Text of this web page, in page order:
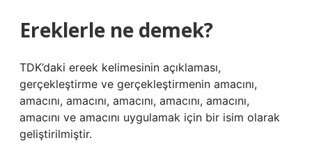
Ereklerle ne demek?
TDK’daki ereek kelimesinin açıklaması,
gerçekleştirme ve gerçekleştirmenin amacını,
amacını, amacını, amacını, amacını, amacını,
amacını ve amacını uygulamak için bir isim olarak
geliştirilmiştir.